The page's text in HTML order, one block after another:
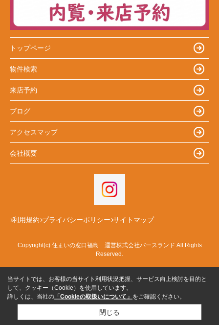
トップページ
物件検索
来店予約
ブログ
アクセスマップ
会社概要
利用規約 プライバシーポリシー サイトマップ
Copyright(c) 住まいの窓口福島 運営株式会社バースランド All Rights
Reserved.
当サイトでは、お客様の当サイト利用状況把握、サービス向上検討を目的と
して、クッキー（Cookie）を使用しています。
詳しくは、当社の 「Cookieの取扱いについて」 をご確認ください。
閉じる